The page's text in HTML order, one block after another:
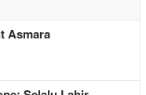
Asmara